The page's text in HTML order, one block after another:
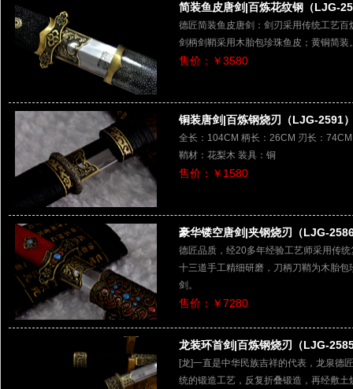
简装鱼皮唐剑|百炼花纹钢（LJG-
德匠简装鱼皮唐剑：剑刃采用传统工艺
剑柄剑鞘采用木胎包珍珠鱼皮；黄铜简
售价：￥3580
铜装唐剑|百炼钢烧刃（LJG-2591
全长：104CM 柄长：26CM 刃长：
鞘材：花梨木 装具：铜
售价：￥1580
豪华镂空唐剑|夹钢烧刃（LJG-
德匠品质，经20多年经验工艺师采用传
十三道手工精细研磨，刀柄刀鞘为木胎
剑。
售价：￥7280
龙装环首剑|百炼钢烧刃（LJG-
[龙]一直是中华民族吉祥的代表，龙泉德
统的锻造工艺，反复折叠锻造，再经敷